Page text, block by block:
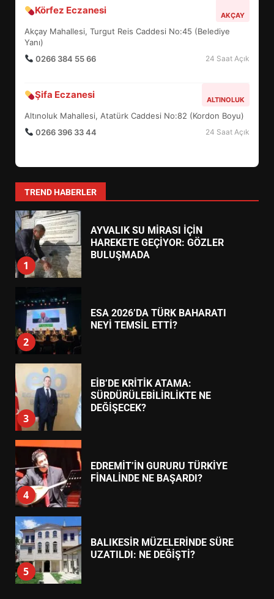
Körfez Eczanesi AKÇAY
Akçay Mahallesi, Turgut Reis Caddesi No:45 (Belediye
Yanı)
0266 384 55 66
24 Saat Açık
Şifa Eczanesi ALTINOLUK
Altınoluk Mahallesi, Atatürk Caddesi No:82 (Kordon Boyu)
0266 396 33 44
24 Saat Açık
TREND HABERLER
5
BALIKESİR MÜZELERİNDE SÜRE
6
TURNUVASI KAYITLARI NEYİ
DEĞİŞTİRİYOR?
7
YENİ YÖNETİM NASIL
1
AYVALIK SU MİRASI İÇİN
HAREKETE GEÇİYOR: GÖZLER
BULUŞMADA
2
ESA 2026’DA TÜRK BAHARATI
NEYİ TEMSİL ETTİ?
3
EİB’DE KRİTİK ATAMA:
SÜRDÜRÜLEBİLİRLİKTE NE
DEĞİŞECEK?
4
EDREMİT’İN GURURU TÜRKİYE
FİNALİNDE NE BAŞARDI?
5
BALIKESİR MÜZELERİNDE SÜRE
UZATILDI: NE DEĞİŞTİ?